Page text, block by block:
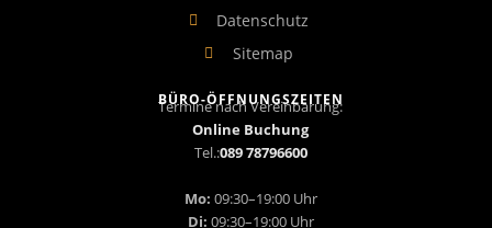
BÜRO-ÖFFNUNGSZEITEN
Termine nach Vereinbarung:
Online Buchung
Tel.:089 78796600
Mo: 09:30–19:00 Uhr
Di: 09:30–19:00 Uhr
Datenschutz
Sitemap